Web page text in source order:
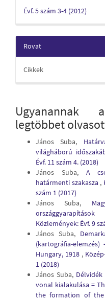
Évf. 5 szám 3-4 (2012)
Rovat
Cikkek
Ugyanannak
legtöbbet
János Suba,
világháború
Évf. 11 szám 4. (2018)
János Suba, A
határmenti szakasza ,
szám 1 (2017)
János Suba,
Közlemények: Évf. 9
János Suba,
(kartográfia-
Hungary, 1918 ,
1 (2018)
János Suba,
vonal kialakulása =
the formation of